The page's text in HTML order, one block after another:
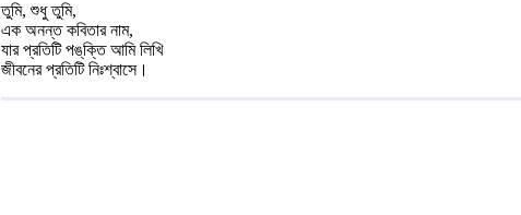
তুমি, শুধু তুমি,
এক অনন্ত কবিতার নাম,
যার প্রতিটি পঙ্‌ক্তি আমি লিখি
জীবনের প্রতিটি নিঃশ্বাসে।